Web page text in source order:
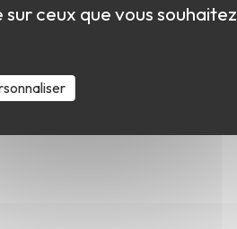
ceux que vous souhaitez